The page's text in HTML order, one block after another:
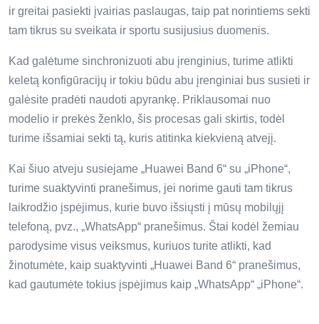
ir greitai pasiekti įvairias paslaugas, taip pat norintiems sekti
tam tikrus su sveikata ir sportu susijusius duomenis.
Kad galėtume sinchronizuoti abu įrenginius, turime atlikti
keletą konfigūracijų ir tokiu būdu abu įrenginiai bus susieti ir
galėsite pradėti naudoti apyrankę. Priklausomai nuo
modelio ir prekės ženklo, šis procesas gali skirtis, todėl
turime išsamiai sekti tą, kuris atitinka kiekvieną atvejį.
Kai šiuo atveju susiejame „Huawei Band 6“ su „iPhone“,
turime suaktyvinti pranešimus, jei norime gauti tam tikrus
laikrodžio įspėjimus, kurie buvo išsiųsti į mūsų mobilųjį
telefoną, pvz., „WhatsApp“ pranešimus. Štai kodėl žemiau
parodysime visus veiksmus, kuriuos turite atlikti, kad
žinotumėte, kaip suaktyvinti „Huawei Band 6“ pranešimus,
kad gautumėte tokius įspėjimus kaip „WhatsApp“ „iPhone“.